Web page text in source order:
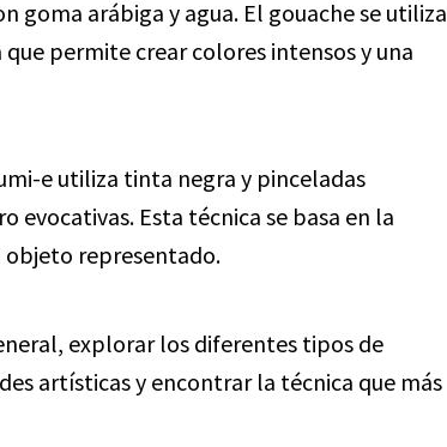
goma arábiga y agua. El gouache se utiliza
permite crear colores intensos y una
e utiliza tinta negra y pinceladas
evocativas. Esta técnica se basa en la
objeto representado.
explorar los diferentes tipos de
artísticas y encontrar la técnica que más